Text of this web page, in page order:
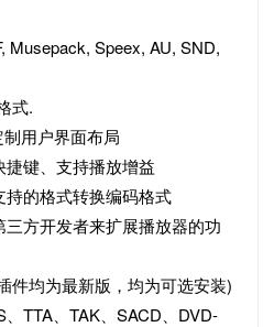
Musepack, Speex, AU, SND,
式.
用户界面布局
键、支持播放增益
的格式转换编码格式
方开发者来扩展播放器的功
件均为最新版，均为可选安装)
TTA、TAK、SACD、DVD-